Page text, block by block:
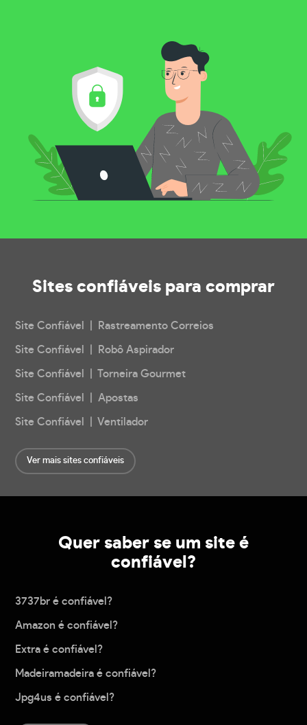
Sites confiáveis para comprar
Site Confiável | Rastreamento Correios
Site Confiável | Robô Aspirador
Site Confiável | Torneira Gourmet
Site Confiável | Apostas
Site Confiável | Ventilador
Ver mais sites confiáveis
Quer saber se um site é
confiável?
3737br é confiável?
Amazon é confiável?
Extra é confiável?
Madeiramadeira é confiável?
Jpg4us é confiável?